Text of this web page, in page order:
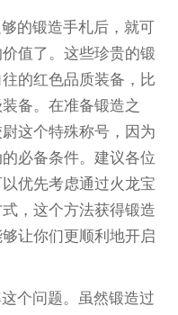
的锻造手札后，就可
值了。这些珍贵的锻
的红色品质装备，比
备。在准备锻造之
这个特殊称号，因为
必备条件。建议各位
优先考虑通过火龙宝
，这个方法获得锻造
让你们更顺利地开启
个问题。虽然锻造过